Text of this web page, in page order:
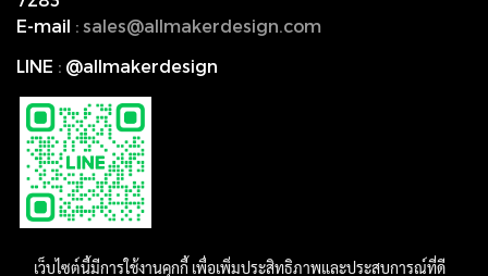
E-mail : sales@allmakerdesign.com
LINE : @allmakerdesign
เว็บไซต์นี้มีการใช้งานคุกกี้ เพื่อเพิ่มประสิทธิภาพและประสบการณ์ที่ดี